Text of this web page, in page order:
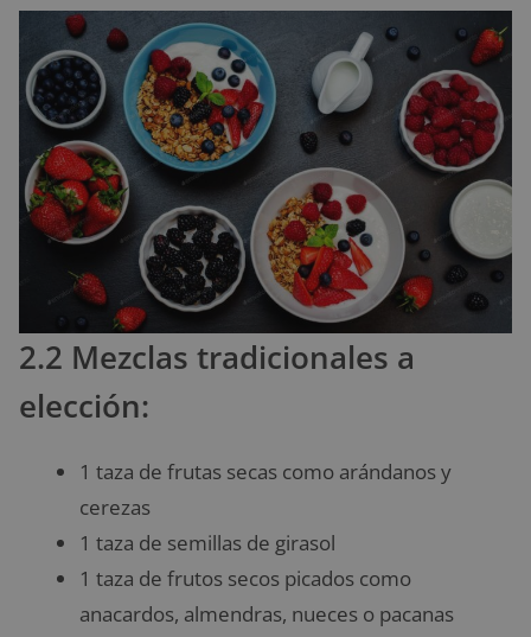
2.2 Mezclas tradicionales a
elección:
1 taza de frutas secas como arándanos y
cerezas
1 taza de semillas de girasol
1 taza de frutos secos picados como
anacardos, almendras, nueces o pacanas